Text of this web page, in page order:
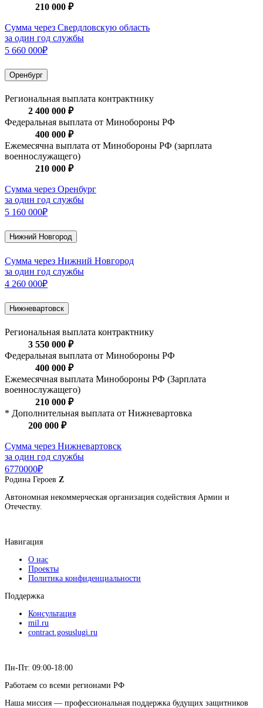
210 000 ₽
Сумма через Свердловскую область
за один год службы
5 660 000₽
Оренбург
Региональная выплата контрактнику
2 400 000 ₽
Федеральная выплата от Минобороны РФ
400 000 ₽
Ежемесячна выплата от Минобороны РФ (зарплата
военнослужащего)
210 000 ₽
Сумма через Оренбург
за один год службы
5 160 000₽
Нижний Новгород
Сумма через Нижний Новгород
за один год службы
4 260 000₽
Нижневартовск
Региональная выплата контрактнику
3 550 000 ₽
Федеральная выплата от Минобороны РФ
400 000 ₽
Ежемесячная выплата Минобороны РФ (Зарплата
военнослужащего)
210 000 ₽
* Дополнительная выплата от Нижневартовка
200 000 ₽
Сумма через Нижневартовск
за один год службы
6770000₽
Родина Героев Z
Автономная некоммерческая организация содействия Армии и
Отечеству.
Навигация
О нас
Проекты
Политика конфиденциальности
Поддержка
Консультация
mil.ru
contract.gosuslugi.ru
Пн-Пт: 09:00-18:00
Работаем со всеми регионами РФ
Наша миссия — профессиональная поддержка будущих защитников